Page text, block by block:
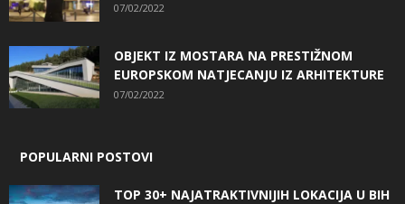
07/02/2022
OBJEKT IZ MOSTARA NA PRESTIŽNOM
EUROPSKOM NATJECANJU IZ ARHITEKTURE
07/02/2022
POPULARNI POSTOVI
TOP 30+ NAJATRAKTIVNIJIH LOKACIJA U BIH